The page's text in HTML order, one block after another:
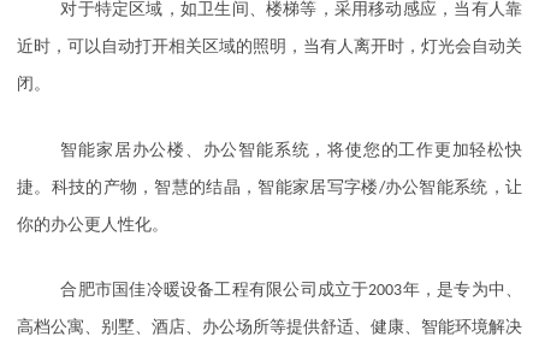
对于特定区域，如卫生间、楼梯等，采用移动感应，当有人靠
近时，可以自动打开相关区域的照明，当有人离开时，灯光会自动关
闭。
智能家居办公楼、办公智能系统，将使您的工作更加轻松快
捷。科技的产物，智慧的结晶，智能家居写字楼/办公智能系统，让
你的办公更人性化。
合肥市国佳冷暖设备工程有限公司成立于2003年，是专为中、
高档公寓、别墅、酒店、办公场所等提供舒适、健康、智能环境解决